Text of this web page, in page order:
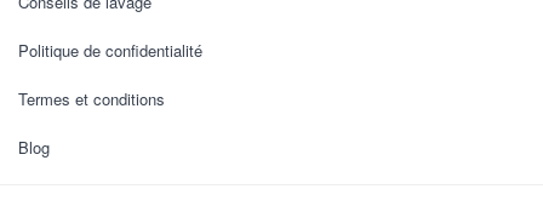
Politique de confidentialité
Termes et conditions
Blog